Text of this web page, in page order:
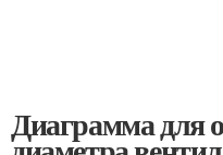
Диаграмма для